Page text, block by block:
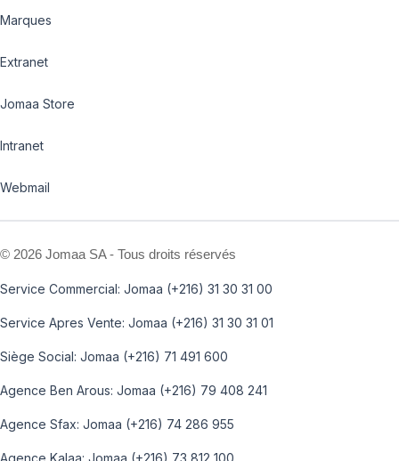
Marques
Extranet
Jomaa Store
Intranet
Webmail
© 2026 Jomaa SA - Tous droits réservés
Service Commercial: Jomaa (+216) 31 30 31 00
Service Apres Vente: Jomaa (+216) 31 30 31 01
Siège Social: Jomaa (+216) 71 491 600
Agence Ben Arous: Jomaa (+216) 79 408 241
Agence Sfax: Jomaa (+216) 74 286 955
Agence Kalaa: Jomaa (+216) 73 812 100